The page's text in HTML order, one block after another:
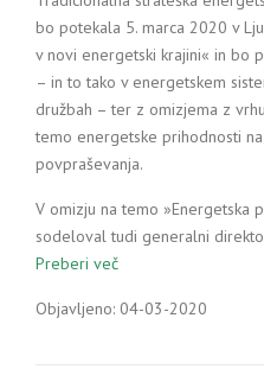
bo potekala 5. marca 2020 v
v novi energetski krajini« in bo
– in to tako v energetskem
družbah – ter z omizjema z
temo energetske prihodnosti
povpraševanja.
V omizju na temo »Energetska
sodeloval tudi generalni
Preberi več
Objavljeno: 04-03-2020